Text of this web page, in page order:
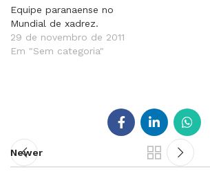
Equipe paranaense no
Mundial de xadrez.
29 de novembro de 2011
Em "Sem categoria"
Newer